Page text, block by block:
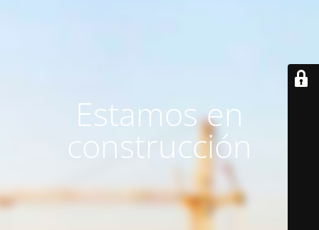
Estamos en
construcción